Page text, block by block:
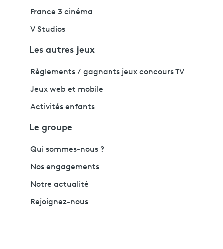
France 3 cinéma
V Studios
Les autres jeux
Règlements / gagnants jeux concours TV
Jeux web et mobile
Activités enfants
Le groupe
Qui sommes-nous ?
Nos engagements
Notre actualité
Rejoignez-nous